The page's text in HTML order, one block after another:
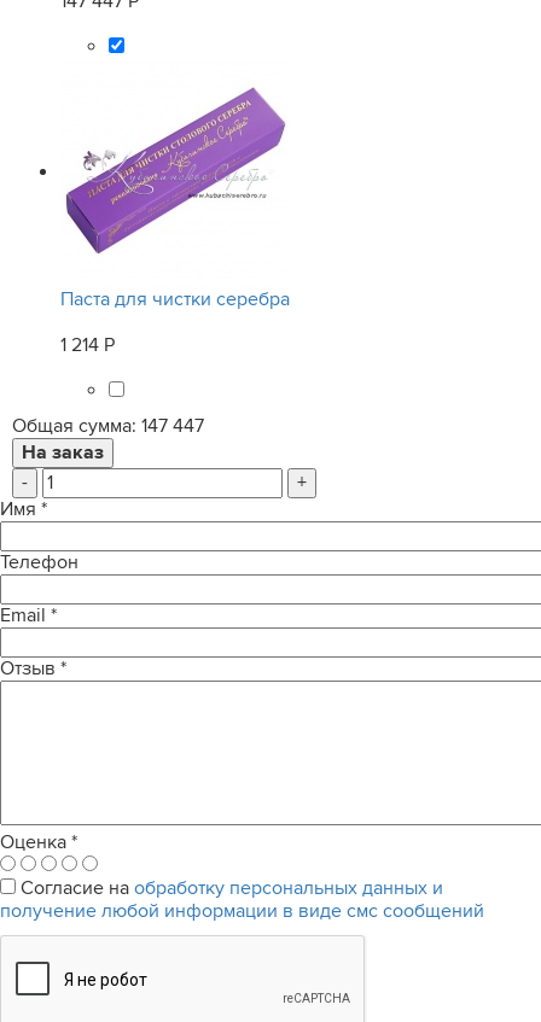
Паста для чистки серебра
1 214 Р
Общая сумма: 147 447
-
+
Имя *
Телефон
Email *
Отзыв *
Оценка *
Согласие на обработку персональных данных и
получение любой информации в виде смс сообщений